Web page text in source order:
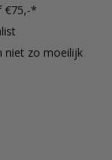
€75,-*
niet zo moeilijk